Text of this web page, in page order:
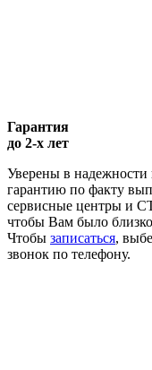
Гарантия
до 2-х лет
Уверены в
гарантию по факту
сервисные центры и
чтобы Вам было
Чтобы записаться,
звонок по телефону.